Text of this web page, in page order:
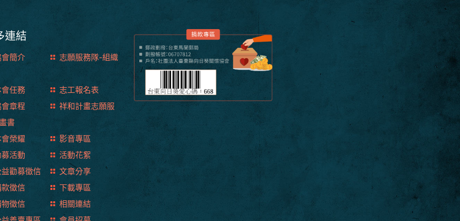
連結
簡介
志願服務隊-組織
任務
志工報名表
章程
祥和計畫志願服
書
榮耀
影音專區
活動
活動花絮
勸募徵信
文章分享
徵信
下載專區
徵信
相關連結